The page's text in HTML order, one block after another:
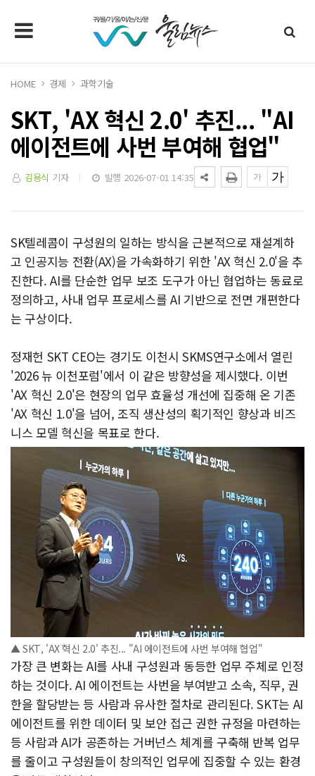
HOME 경제 과학기술
SKT, 'AX 혁신 2.0' 추진... "AI
에이전트에 사번 부여해 협업"
김용식 기자 발행 2026-07-01 14:35
SK텔레콤이 구성원의 일하는 방식을 근본적으로 재설계하
고 인공지능 전환(AX)을 가속화하기 위한 'AX 혁신 2.0'을 추
진한다. AI를 단순한 업무 보조 도구가 아닌 협업하는 동료로
정의하고, 사내 업무 프로세스를 AI 기반으로 전면 개편한다
는 구상이다.
정재헌 SKT CEO는 경기도 이천시 SKMS연구소에서 열린
'2026 뉴 이천포럼'에서 이 같은 방향성을 제시했다. 이번
'AX 혁신 2.0'은 현장의 업무 효율성 개선에 집중해 온 기존
'AX 혁신 1.0'을 넘어, 조직 생산성의 획기적인 향상과 비즈
니스 모델 혁신을 목표로 한다.
▲ SKT, 'AX 혁신 2.0' 추진... "AI 에이전트에 사번 부여해 협업"
가장 큰 변화는 AI를 사내 구성원과 동등한 업무 주체로 인정
하는 것이다. AI 에이전트는 사번을 부여받고 소속, 직무, 권
한을 할당받는 등 사람과 유사한 절차로 관리된다. SKT는 AI
에이전트를 위한 데이터 및 보안 접근 권한 규정을 마련하는
등 사람과 AI가 공존하는 거버넌스 체계를 구축해 반복 업무
를 줄이고 구성원들이 창의적인 업무에 집중할 수 있는 환경